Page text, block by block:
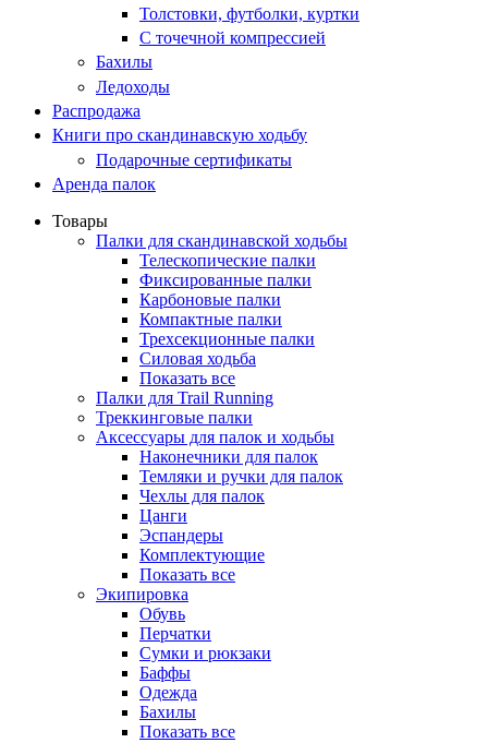
Толстовки, футболки, куртки
С точечной компрессией
Бахилы
Ледоходы
Распродажа
Книги про скандинавскую ходьбу
Подарочные сертификаты
Аренда палок
Товары
Палки для скандинавской ходьбы
Телескопические палки
Фиксированные палки
Карбоновые палки
Компактные палки
Трехсекционные палки
Силовая ходьба
Показать все
Палки для Trail Running
Треккинговые палки
Аксессуары для палок и ходьбы
Наконечники для палок
Темляки и ручки для палок
Чехлы для палок
Цанги
Эспандеры
Комплектующие
Показать все
Экипировка
Обувь
Перчатки
Сумки и рюкзаки
Баффы
Одежда
Бахилы
Показать все